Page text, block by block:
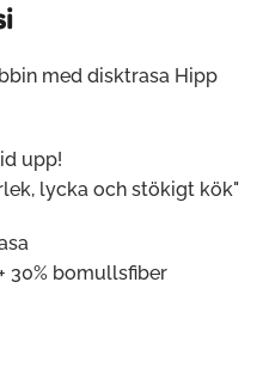
med disktrasa Hipp
upp!
lycka och stökigt kök"
30% bomullsfiber